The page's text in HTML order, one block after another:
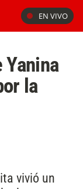
EN VIVO
la
vivió un